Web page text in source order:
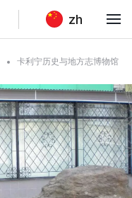
zh
卡利宁历史与地方志博物馆